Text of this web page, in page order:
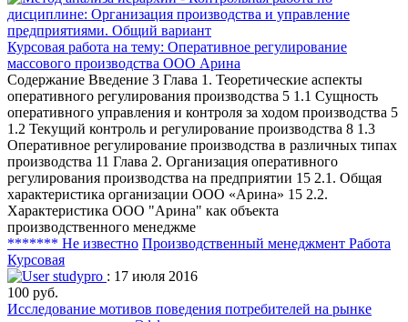
Курсовая работа на тему: Оперативное регулирование
массового производства ООО Арина
Содержание Введение 3 Глава 1. Теоретические аспекты
оперативного регулирования производства 5 1.1 Сущность
оперативного управления и контроля за ходом производства 5
1.2 Текущий контроль и регулирование производства 8 1.3
Оперативное регулирование производства в различных типах
производства 11 Глава 2. Организация оперативного
регулирования производства на предприятии 15 2.1. Общая
характеристика организации ООО «Арина» 15 2.2.
Характеристика ООО "Арина" как объекта
производственного менеджме
******* Не известно Производственный менеджмент Работа
Курсовая
studypro : 17 июля 2016
100 руб.
Исследование мотивов поведения потребителей на рынке